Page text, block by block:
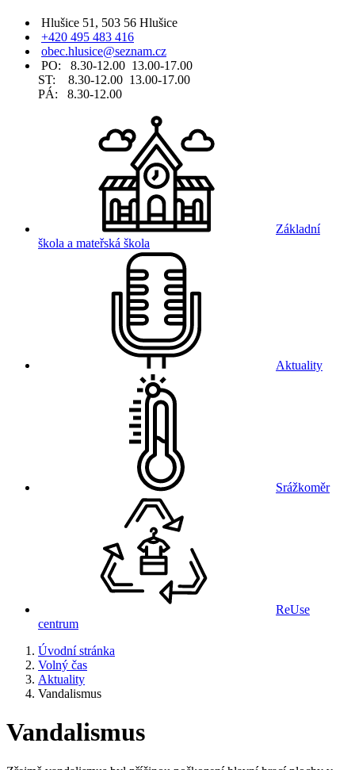
Hlušice 51, 503 56 Hlušice
+420 495 483 416
obec.hlusice@seznam.cz
PO: 8.30-12.00 13.00-17.00
ST: 8.30-12.00 13.00-17.00
PÁ: 8.30-12.00
Základní
škola a mateřská škola
Aktuality
Srážkoměr
ReUse
centrum
Úvodní stránka
Volný čas
Aktuality
Vandalismus
Vandalismus